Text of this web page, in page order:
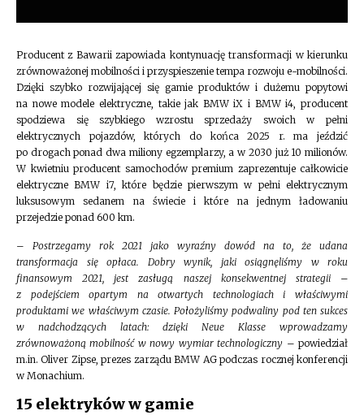
Producent z Bawarii zapowiada kontynuację transformacji w kierunku
zrównoważonej mobilności i przyspieszenie tempa rozwoju e-mobilności.
Dzięki szybko rozwijającej się gamie produktów i dużemu popytowi
na nowe modele elektryczne, takie jak BMW iX i BMW i4, producent
spodziewa się szybkiego wzrostu sprzedaży swoich w pełni
elektrycznych pojazdów, których do końca 2025 r. ma jeździć
po drogach ponad dwa miliony egzemplarzy, a w 2030 już 10 milionów.
W kwietniu producent samochodów premium zaprezentuje całkowicie
elektryczne BMW i7, które będzie pierwszym w pełni elektrycznym
luksusowym sedanem na świecie i które na jednym ładowaniu
przejedzie ponad 600 km.
– Postrzegamy rok 2021 jako wyraźny dowód na to, że udana
transformacja się opłaca. Dobry wynik, jaki osiągnęliśmy w roku
finansowym 2021, jest zasługą naszej konsekwentnej strategii –
z podejściem opartym na otwartych technologiach i właściwymi
produktami we właściwym czasie. Położyliśmy podwaliny pod ten sukces
w nadchodzących latach: dzięki Neue Klasse wprowadzamy
zrównoważoną mobilność w nowy wymiar technologiczny – powiedział
m.in. Oliver Zipse, prezes zarządu BMW AG podczas rocznej konferencji
w Monachium.
15 elektryków w gamie